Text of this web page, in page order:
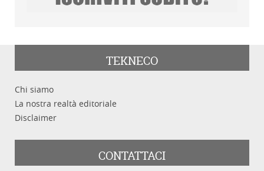
TEKNECO
Chi siamo
La nostra realtà editoriale
Disclaimer
CONTATTACI